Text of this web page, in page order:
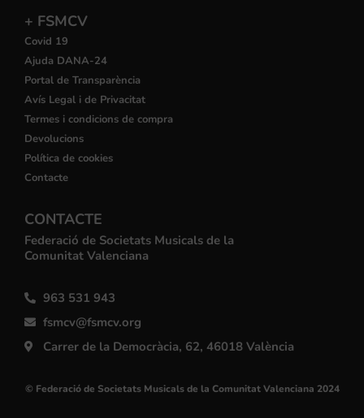
+ FSMCV
Covid 19
Ajuda DANA-24
Portal de Transparència
Avís Legal i de Privacitat
Termes i condicions de compra
Devolucions
Política de cookies
Contacte
CONTACTE
Federació de Societats Musicals de la
Comunitat Valenciana
963 531 943
fsmcv@fsmcv.org
Carrer de la Democràcia, 62, 46018 València
© Federació de Societats Musicals de la Comunitat Valenciana 2024